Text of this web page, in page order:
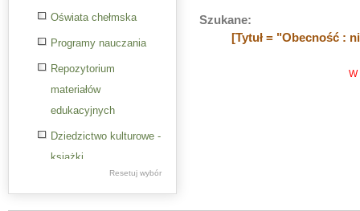
Oświata chełmska
Programy nauczania
Repozytorium
materiałów
edukacyjnych
Dziedzictwo kulturowe -
książki
Resetuj wybór
Szukane:
[Tytuł = "Obecność :
W